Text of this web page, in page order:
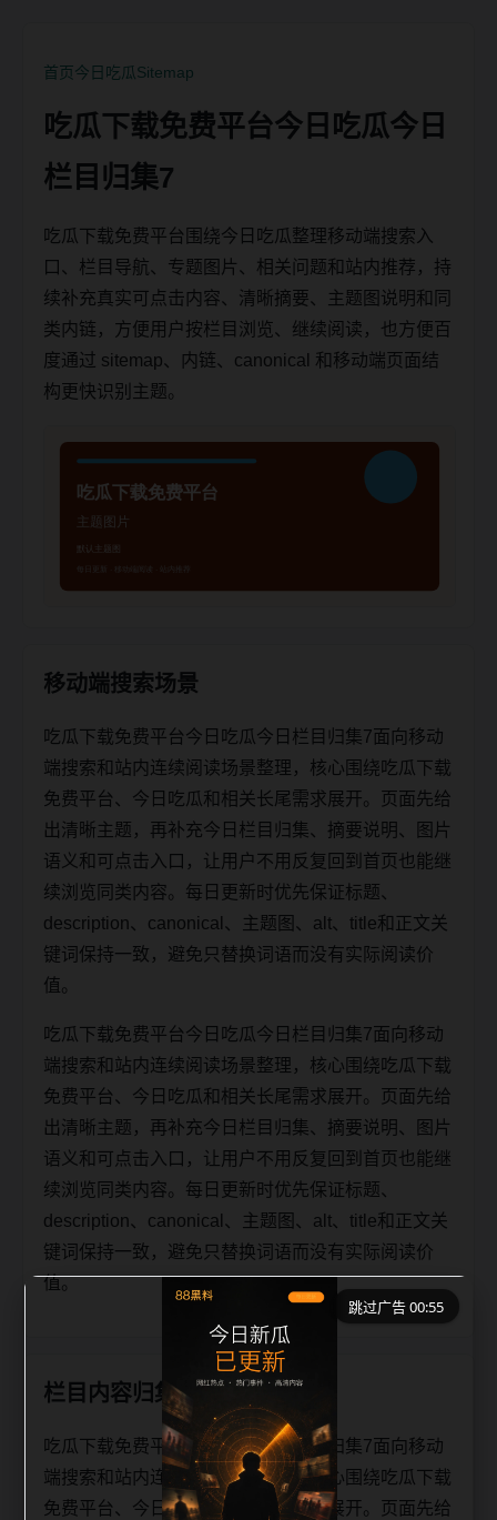
首页今日吃瓜Sitemap
吃瓜下载免费平台今日吃瓜今日
栏目归集7
吃瓜下载免费平台围绕今日吃瓜整理移动端搜索入
口、栏目导航、专题图片、相关问题和站内推荐，持
续补充真实可点击内容、清晰摘要、主题图说明和同
类内链，方便用户按栏目浏览、继续阅读，也方便百
度通过 sitemap、内链、canonical 和移动端页面结
构更快识别主题。
移动端搜索场景
吃瓜下载免费平台今日吃瓜今日栏目归集7面向移动
端搜索和站内连续阅读场景整理，核心围绕吃瓜下载
免费平台、今日吃瓜和相关长尾需求展开。页面先给
出清晰主题，再补充今日栏目归集、摘要说明、图片
语义和可点击入口，让用户不用反复回到首页也能继
续浏览同类内容。每日更新时优先保证标题、
description、canonical、主题图、alt、title和正文关
键词保持一致，避免只替换词语而没有实际阅读价
值。
吃瓜下载免费平台今日吃瓜今日栏目归集7面向移动
端搜索和站内连续阅读场景整理，核心围绕吃瓜下载
免费平台、今日吃瓜和相关长尾需求展开。页面先给
出清晰主题，再补充今日栏目归集、摘要说明、图片
语义和可点击入口，让用户不用反复回到首页也能继
续浏览同类内容。每日更新时优先保证标题、
description、canonical、主题图、alt、title和正文关
键词保持一致，避免只替换词语而没有实际阅读价
值。
栏目内容归集
吃瓜下载免费平台今日吃瓜今日栏目归集7面向移动
端搜索和站内连续阅读场景整理，核心围绕吃瓜下载
免费平台、今日吃瓜和相关长尾需求展开。页面先给
跳过广告 00:55